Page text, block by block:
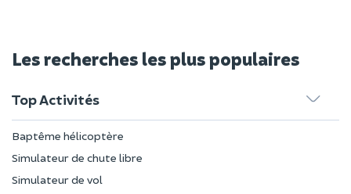
Les recherches les plus populaires
Top Activités
Baptême hélicoptère
Simulateur de chute libre
Simulateur de vol